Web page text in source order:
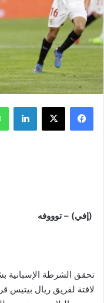
فيسبوك ‫X
(إفي) – توووفه
تحقق الشرطة الإسبانية
لافتة لفريق ريال بيتيس